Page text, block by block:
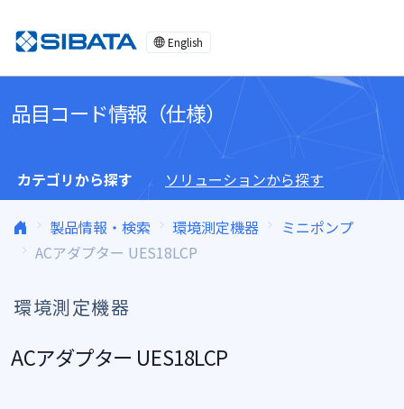
English
品目コード情報（仕様）
カテゴリから探す ソリューションから探す
製品情報・検索 環境測定機器
ミニポンプ
ACアダプター UES18LCP
環境測定機器
ACアダプター UES18LCP